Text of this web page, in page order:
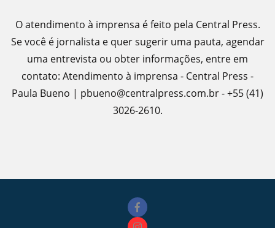
O atendimento à imprensa é feito pela Central Press.
Se você é jornalista e quer sugerir uma pauta, agendar
uma entrevista ou obter informações, entre em
contato: Atendimento à imprensa - Central Press -
Paula Bueno | pbueno@centralpress.com.br - +55 (41)
3026-2610.